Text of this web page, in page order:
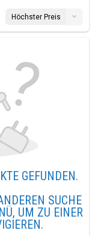
Höchster Preis
GEFUNDEN.
SUCHE
UM ZU EINER